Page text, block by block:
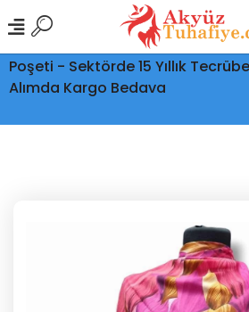
Ptt Kargo İle Tüm Türkiye'ye
Poşeti - Sektörde 15 Yıllık
Alımda Kargo Bedava